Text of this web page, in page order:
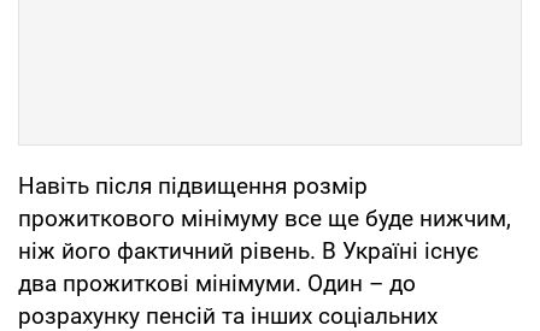
Навіть після підвищення розмір
прожиткового мінімуму все ще буде нижчим,
ніж його фактичний рівень. В Україні існує
два прожиткові мінімуми. Один – до
розрахунку пенсій та інших соціальних